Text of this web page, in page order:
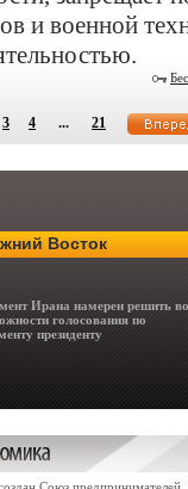
и военной
3 4 ... 21
Восток
Ирана намерен решить
голосования по
президенту